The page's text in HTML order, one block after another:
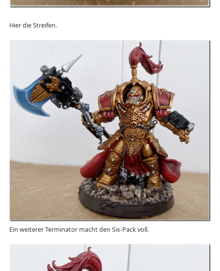
Hier die Streifen.
Ein weiterer Terminator macht den Six-Pack voll.